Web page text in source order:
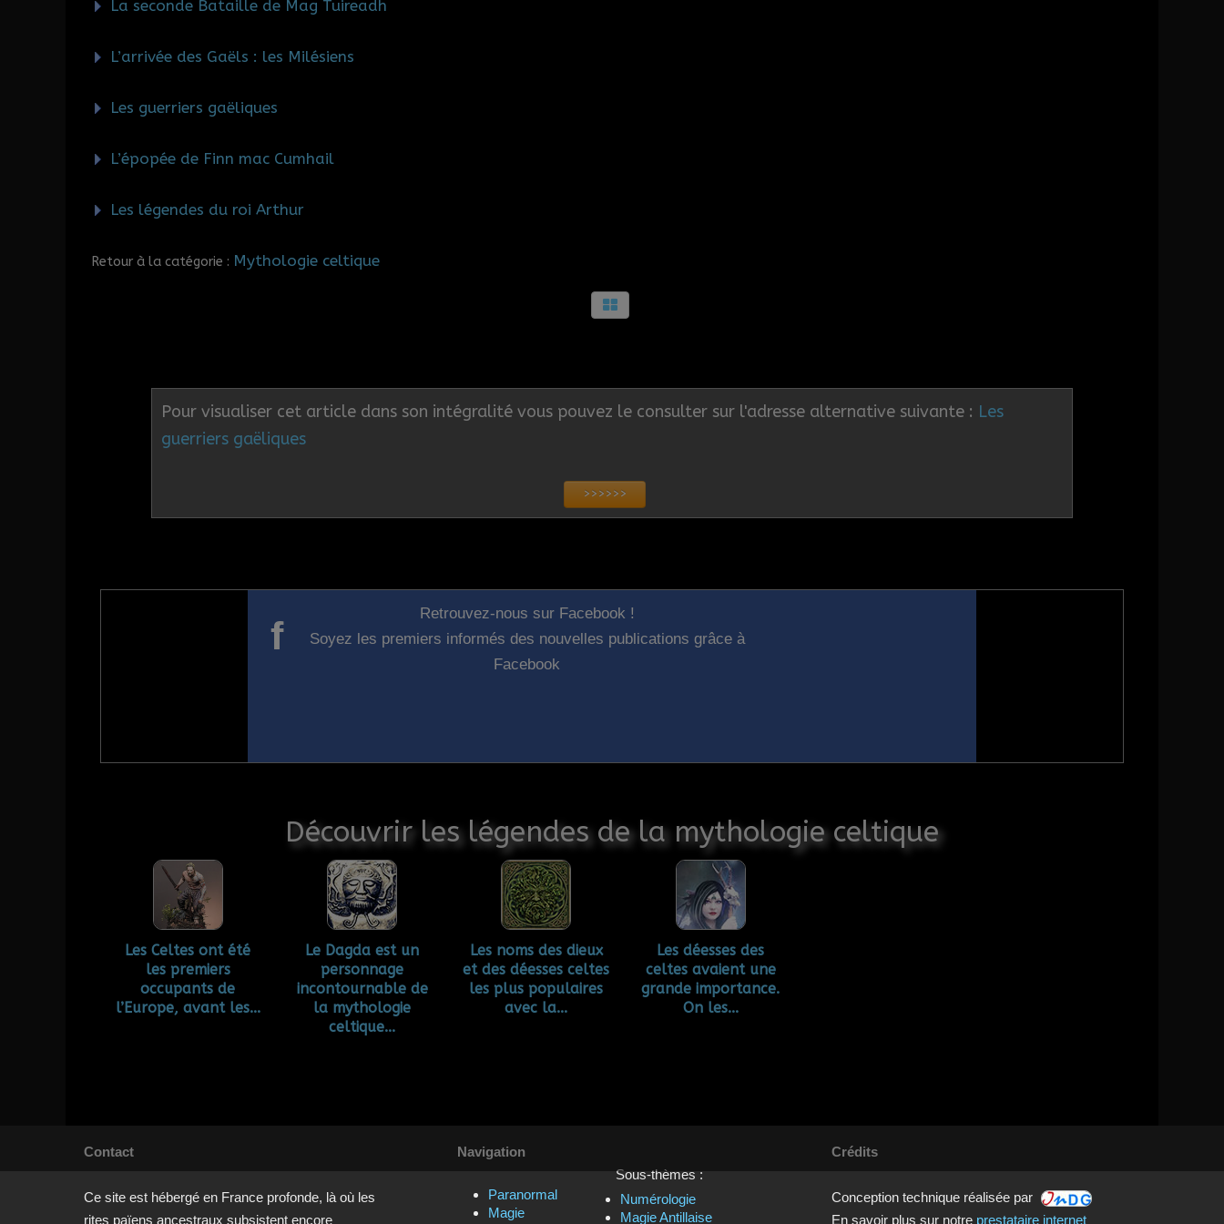
La seconde Bataille de Mag Tuireadh
L’arrivée des Gaëls : les Milésiens
Les guerriers gaëliques
L’épopée de Finn mac Cumhail
Les légendes du roi Arthur
Retour à la catégorie : Mythologie celtique
Pour visualiser cet article dans son intégralité vous pouvez le consulter sur l'adresse alternative suivante : Les
guerriers gaëliques
>>>>>>
f
Retrouvez-nous sur Facebook !
Soyez les premiers informés des nouvelles publications grâce à
Facebook
Découvrir les légendes de la mythologie celtique
Les Celtes ont été
les premiers
occupants de
l’Europe, avant les...
Le Dagda est un
personnage
incontournable de
la mythologie
celtique...
Les noms des dieux
et des déesses celtes
les plus populaires
avec la...
Les déesses des
celtes avaient une
grande importance.
On les...
Contact
Ce site est hébergé en France profonde, là où les
rites païens ancestraux subsistent encore
Navigation
Sous-thèmes :
Paranormal
Magie
Numérologie
Magie Antillaise
Crédits
Conception technique réalisée par
En savoir plus sur notre prestataire internet